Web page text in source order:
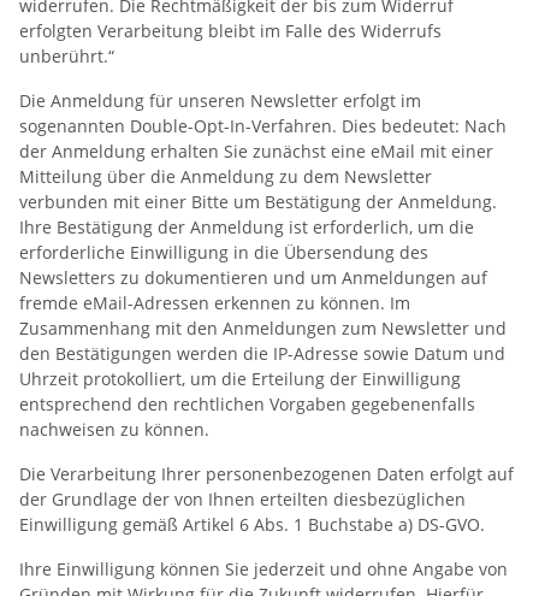
widerrufen. Die Rechtmäßigkeit der bis zum Widerruf
erfolgten Verarbeitung bleibt im Falle des Widerrufs
unberührt.“
Die Anmeldung für unseren Newsletter erfolgt im
sogenannten Double-Opt-In-Verfahren. Dies bedeutet: Nach
der Anmeldung erhalten Sie zunächst eine eMail mit einer
Mitteilung über die Anmeldung zu dem Newsletter
verbunden mit einer Bitte um Bestätigung der Anmeldung.
Ihre Bestätigung der Anmeldung ist erforderlich, um die
erforderliche Einwilligung in die Übersendung des
Newsletters zu dokumentieren und um Anmeldungen auf
fremde eMail-Adressen erkennen zu können. Im
Zusammenhang mit den Anmeldungen zum Newsletter und
den Bestätigungen werden die IP-Adresse sowie Datum und
Uhrzeit protokolliert, um die Erteilung der Einwilligung
entsprechend den rechtlichen Vorgaben gegebenenfalls
nachweisen zu können.
Die Verarbeitung Ihrer personenbezogenen Daten erfolgt auf
der Grundlage der von Ihnen erteilten diesbezüglichen
Einwilligung gemäß Artikel 6 Abs. 1 Buchstabe a) DS-GVO.
Ihre Einwilligung können Sie jederzeit und ohne Angabe von